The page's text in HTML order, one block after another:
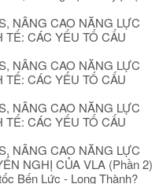
NÂNG CAO NĂNG LỰC
CÁC YẾU TỐ CẤU
NÂNG CAO NĂNG LỰC
CÁC YẾU TỐ CẤU
NÂNG CAO NĂNG LỰC
CÁC YẾU TỐ CẤU
NÂNG CAO NĂNG LỰC
NGHỊ CỦA VLA (Phần 2)
Bến Lức - Long Thành?